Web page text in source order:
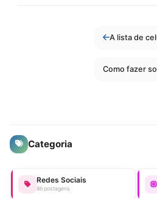
Categoria
Redes Sociais
86 postagens